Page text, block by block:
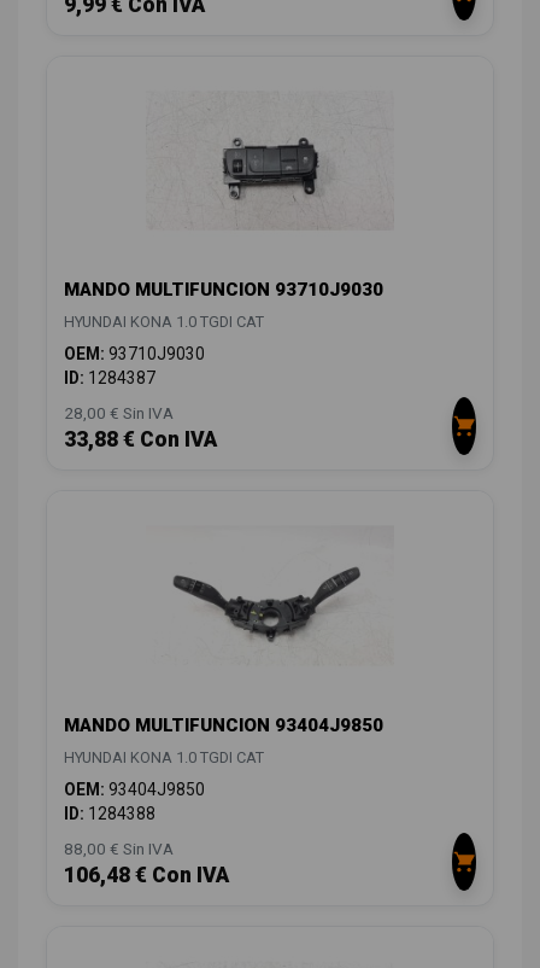
MANDO MULTIFUNCION 93710J9030
HYUNDAI KONA 1.0 TGDI CAT
OEM: 93710J9030
ID: 1284387
28,00 € Sin IVA
33,88 € Con IVA
MANDO MULTIFUNCION 93404J9850
HYUNDAI KONA 1.0 TGDI CAT
OEM: 93404J9850
ID: 1284388
88,00 € Sin IVA
106,48 € Con IVA